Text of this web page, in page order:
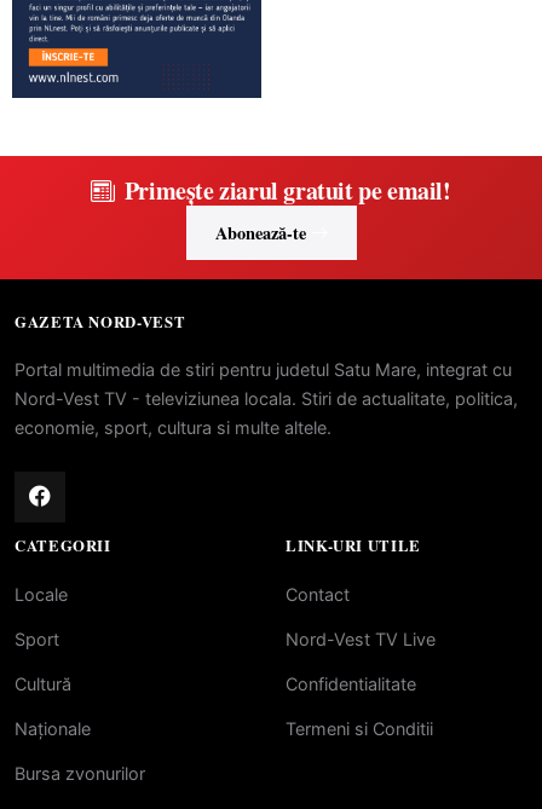
Primește ziarul gratuit pe email!
Abonează-te
GAZETA NORD-VEST
Portal multimedia de stiri pentru judetul Satu Mare, integrat cu
Nord-Vest TV - televiziunea locala. Stiri de actualitate, politica,
economie, sport, cultura si multe altele.
CATEGORII
Locale
Sport
Cultură
Naționale
Bursa zvonurilor
LINK-URI UTILE
Contact
Nord-Vest TV Live
Confidentialitate
Termeni si Conditii